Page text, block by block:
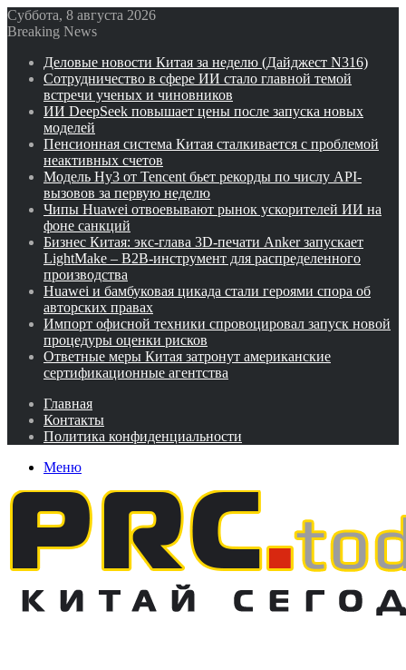
Суббота, 8 августа 2026
Breaking News
Деловые новости Китая за неделю (Дайджест N316)
Сотрудничество в сфере ИИ стало главной темой
встречи ученых и чиновников
ИИ DeepSeek повышает цены после запуска новых
моделей
Пенсионная система Китая сталкивается с проблемой
неактивных счетов
Модель Hy3 от Tencent бьет рекорды по числу API-
вызовов за первую неделю
Чипы Huawei отвоевывают рынок ускорителей ИИ на
фоне санкций
Бизнес Китая: экс-глава 3D-печати Anker запускает
LightMake – B2B-инструмент для распределенного
производства
Huawei и бамбуковая цикада стали героями спора об
авторских правах
Импорт офисной техники спровоцировал запуск новой
процедуры оценки рисков
Ответные меры Китая затронут американские
сертификационные агентства
Главная
Контакты
Политика конфиденциальности
Меню